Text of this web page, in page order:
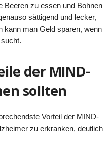
Beeren zu essen und Bohnen
sättigend und lecker,
kann man Geld sparen, wenn
der MIND-
sollten
Vorteil der MIND-
zu erkranken, deutlich